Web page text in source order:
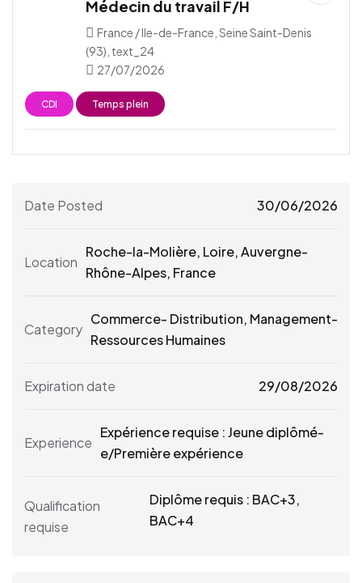
Médecin du travail F/H
France / Ile-de-France, Seine Saint-Denis
(93), text_24
27/07/2026
CDI Temps plein
Date Posted 30/06/2026
Location
Roche-la-Molière, Loire,Auvergne-
Rhône-Alpes, France
Category
Commerce- Distribution, Management-
Ressources Humaines
Expiration date 29/08/2026
Experience
Expérience requise : Jeune diplômé-
e/Première expérience
Qualification
requise
Diplôme requis : BAC+3,
BAC+4